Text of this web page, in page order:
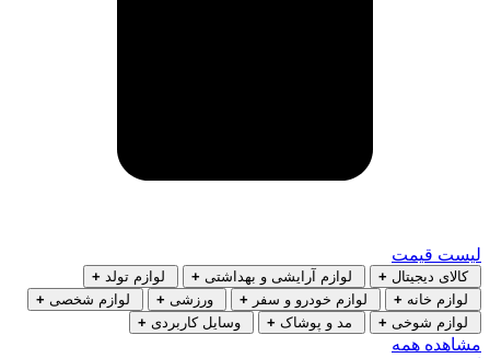
لیست قیمت
کالای دیجیتال + لوازم آرایشی و بهداشتی + لوازم تولد +
لوازم خانه + لوازم خودرو و سفر + ورزشی + لوازم شخصی +
لوازم شوخی + مد و پوشاک + وسایل کاربردی +
مشاهده همه